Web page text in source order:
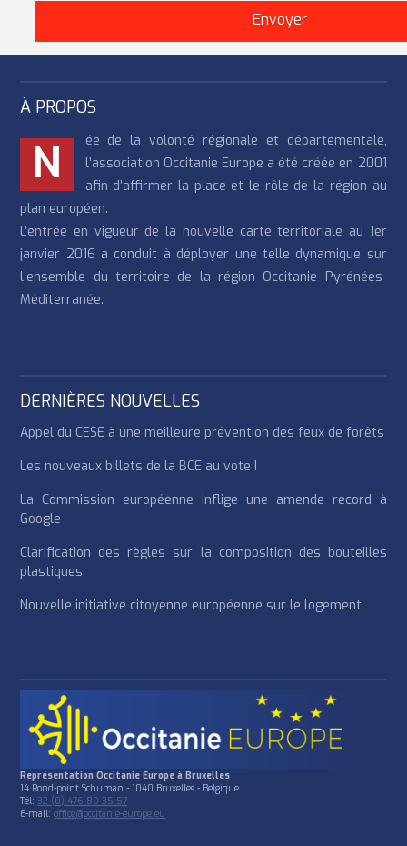
À PROPOS
N
ée de la volonté régionale et départementale,
l’association Occitanie Europe a été créée en 2001
afin d’affirmer la place et le rôle de la région au
plan européen.
L’entrée en vigueur de la nouvelle carte territoriale au 1er
janvier 2016 a conduit à déployer une telle dynamique sur
l’ensemble du territoire de la région Occitanie Pyrénées-
Méditerranée.
DERNIÈRES NOUVELLES
Appel du CESE à une meilleure prévention des feux de forêts
Les nouveaux billets de la BCE au vote !
La Commission européenne inflige une amende record à
Google
Clarification des règles sur la composition des bouteilles
plastiques
Nouvelle initiative citoyenne européenne sur le logement
Représentation Occitanie Europe à Bruxelles
14 Rond-point Schuman - 1040 Bruxelles - Belgique
Tél: 32 (0) 476 89 35 57
E-mail:office@occitanie-europe.eu